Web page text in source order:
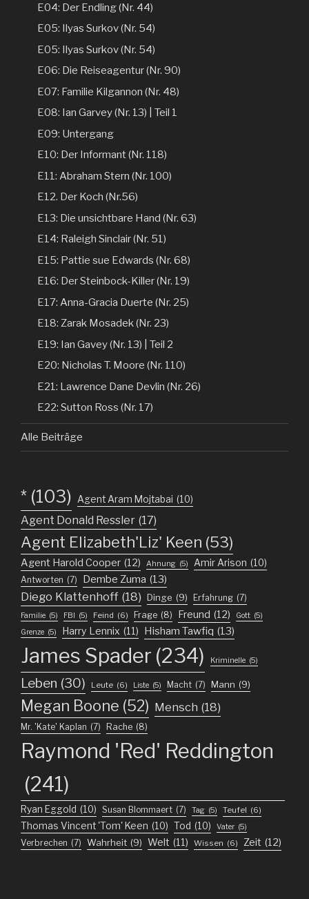
E04: Der Endling (Nr. 44)
E05: Ilyas Surkov (Nr. 54)
E05: Ilyas Surkov (Nr. 54)
E06: Die Reiseagentur (Nr. 90)
E07: Familie Kilgannon (Nr. 48)
E08: Ian Garvey (Nr. 13) | Teil 1
E09: Untergang
E10: Der Informant (Nr. 118)
E11: Abraham Stern (Nr. 100)
E12. Der Koch (Nr.56)
E13: Die unsichtbare Hand (Nr. 63)
E14: Raleigh Sinclair (Nr. 51)
E15: Pattie sue Edwards (Nr. 68)
E16: Der Steinbock-Killer (Nr. 19)
E17: Anna-Gracia Duerte (Nr. 25)
E18: Zarak Mosadek (Nr. 23)
E19: Ian Gavey (Nr. 13) | Teil 2
E20: Nicholas T. Moore (Nr. 110)
E21: Lawrence Dane Devlin (Nr. 26)
E22: Sutton Ross (Nr. 17)
Alle Beiträge
* (103) Agent Aram Mojtabai (10)
Agent Donald Ressler (17)
Agent Elizabeth'Liz' Keen (53)
Agent Harold Cooper (12) Ahnung (5) Amir Arison (10)
Antworten (7) Dembe Zuma (13)
Diego Klattenhoff (18) Dinge (9) Erfahrung (7)
Familie (5) FBI (5) Feind (6) Frage (8) Freund (12) Gott (5)
Grenze (5) Harry Lennix (11) Hisham Tawfiq (13)
James Spader (234) Kriminelle (5)
Leben (30) Leute (6) Liste (5) Macht (7) Mann (9)
Megan Boone (52) Mensch (18)
Mr. 'Kate' Kaplan (7) Rache (8)
Raymond 'Red' Reddington
(241)
Ryan Eggold (10) Susan Blommaert (7) Tag (5) Teufel (6)
Thomas Vincent 'Tom' Keen (10) Tod (10) Vater (5)
Verbrechen (7) Wahrheit (9) Welt (11) Wissen (6) Zeit (12)